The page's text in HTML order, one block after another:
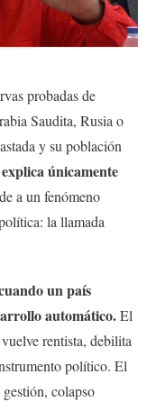
probadas de
Saudita, Rusia o
y su población
únicamente
a un fenómeno
la llamada
un país
automático.El
rentista, debilita
político. El
colapso